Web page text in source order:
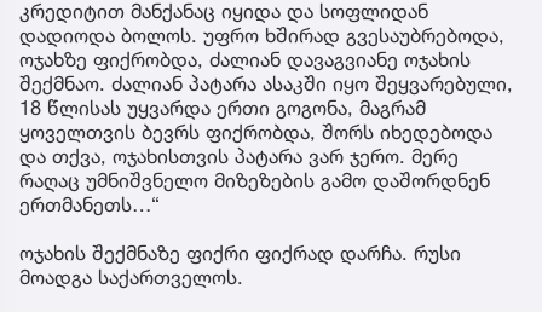
კრედიტით მანქანაც იყიდა და სოფლიდან
დადიოდა ბოლოს. უფრო ხშირად გვესაუბრებოდა,
ოჯახზე ფიქრობდა, ძალიან დავაგვიანე ოჯახის
შექმნაო. ძალიან პატარა ასაკში იყო შეყვარებული,
18 წლისას უყვარდა ერთი გოგონა, მაგრამ
ყოველთვის ბევრს ფიქრობდა, შორს იხედებოდა
და თქვა, ოჯახისთვის პატარა ვარ ჯერო. მერე
რაღაც უმნიშვნელო მიზეზების გამო დაშორდნენ
ერთმანეთს…“
ოჯახის შექმნაზე ფიქრი ფიქრად დარჩა. რუსი
მოადგა საქართველოს.